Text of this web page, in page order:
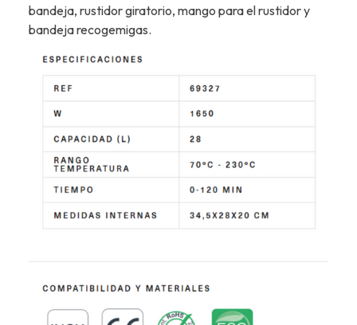
bandeja, rustidor giratorio, mango para el rustidor y
bandeja recogemigas.